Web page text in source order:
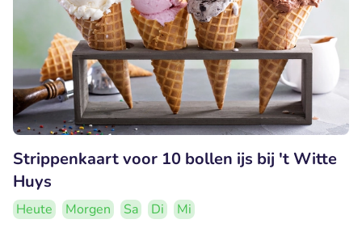
Strippenkaart voor 10 bollen ijs bij 't Witte
Huys
Heute Morgen Sa Di
Mi